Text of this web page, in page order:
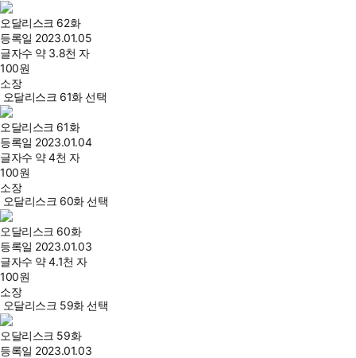
오달리스크 62화
등록일 2023.01.05
글자수 약 3.8천 자
100원
소장
오달리스크 61화 선택
오달리스크 61화
등록일 2023.01.04
글자수 약 4천 자
100원
소장
오달리스크 60화 선택
오달리스크 60화
등록일 2023.01.03
글자수 약 4.1천 자
100원
소장
오달리스크 59화 선택
오달리스크 59화
등록일 2023.01.03